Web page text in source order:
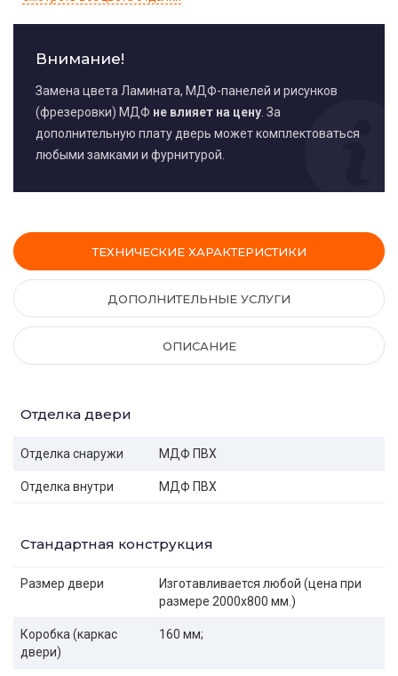
Внимание!
Замена цвета Ламината, МДФ-панелей и рисунков
(фрезеровки) МДФ не влияет на цену . За
дополнительную плату дверь может комплектоваться
любыми замками и фурнитурой.
ТЕХНИЧЕСКИЕ ХАРАКТЕРИСТИКИ
ДОПОЛНИТЕЛЬНЫЕ УСЛУГИ
ОПИСАНИЕ
Отделка двери
Отделка снаружи МДФ ПВХ
Отделка внутри МДФ ПВХ
Стандартная конструкция
Размер двери
Изготавливается любой (цена при
размере 2000x800 мм.)
Коробка (каркас
двери)
160 мм;